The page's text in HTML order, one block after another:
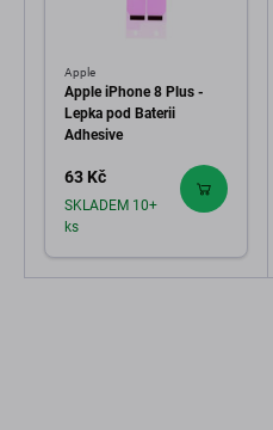
Apple
Apple iPhone 8 Plus -
Lepka pod Baterii
Adhesive
63 Kč
SKLADEM 10+
ks